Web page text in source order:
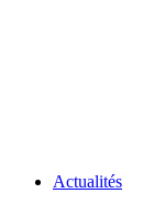
Actualités